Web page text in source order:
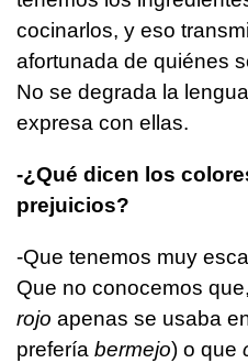
cocinarlos, y eso
afortunada de quiénes
No se degrada la
expresa con ellas.
-¿Qué dicen los
prejuicios?
-Que tenemos muy
Que no conocemos
rojo apenas se usaba
prefería bermejo) o que